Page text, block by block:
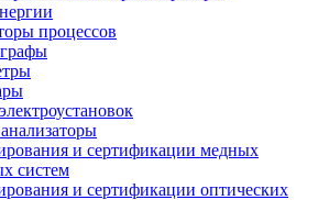
процессов
и сертификации медных
систем
и сертификации оптических